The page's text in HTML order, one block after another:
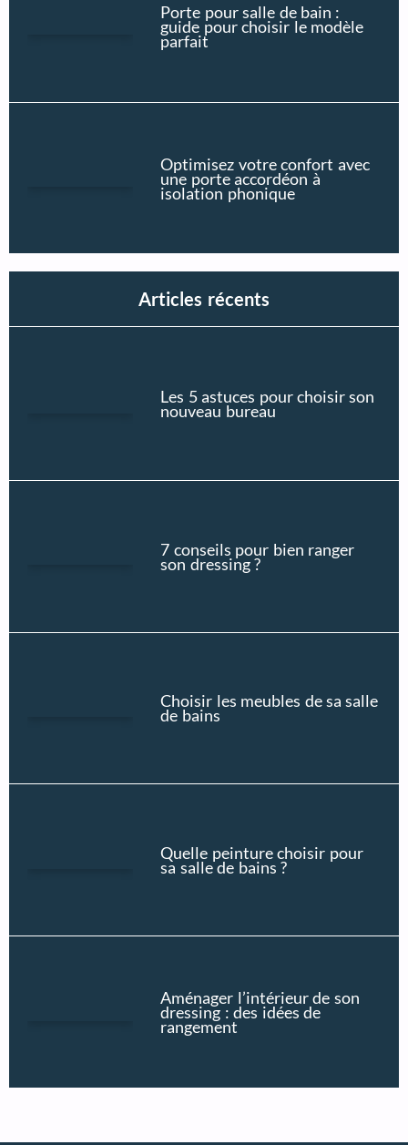
Porte pour salle de bain :
guide pour choisir le modèle
parfait
Optimisez votre confort avec
une porte accordéon à
isolation phonique
Articles récents
Les 5 astuces pour choisir son
nouveau bureau
7 conseils pour bien ranger
son dressing ?
Choisir les meubles de sa salle
de bains
Quelle peinture choisir pour
sa salle de bains ?
Aménager l’intérieur de son
dressing : des idées de
rangement